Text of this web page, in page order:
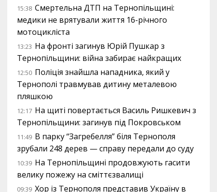
15:38 Смертельна ДТП на Тернопільщині:
медики не врятували життя 16-річного
мотоцикліста
13:23 На фронті загинув Юрій Пушкар з
Тернопільщини: війна забирає найкращих
12:50 Поліція знайшла нападника, який у
Тернополі травмував дитину металевою
пляшкою
12:17 На щиті повертається Василь Ришкевич з
Тернопільщини: загинув під Покровськом
11:49 В парку “Загребелля” біля Тернополя
зрубали 248 дерев — справу передали до суду
10:39 На Тернопільщині продовжують гасити
велику пожежу на сміттєзвалищі
09:39 Хор із Тернополя представив Україну в